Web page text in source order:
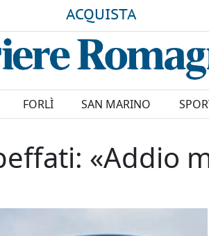
ACQUISTA
FORLÌ SAN MARINO
«Addio